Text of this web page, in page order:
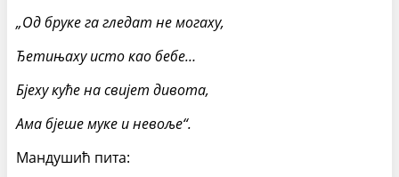
„Од бруке га гледат не могаху,
Ђетињаху исто као бебе…
Бјеху куће на свијет дивота,
Ама бјеше муке и невоље“.
Мандушић пита: